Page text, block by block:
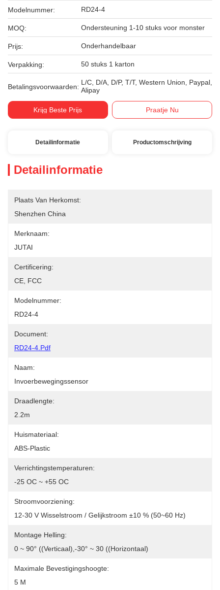
Modelnummer: RD24-4
MOQ: Ondersteuning 1-10 stuks voor monster
Prijs: Onderhandelbaar
Verpakking: 50 stuks 1 karton
Betalingsvoorwaarden:
L/C, D/A, D/P, T/T, Western Union, Paypal,
Alipay
Krijg Beste Prijs Praatje Nu
Detailinformatie Productomschrijving
Detailinformatie
Plaats Van Herkomst:
Shenzhen China
Merknaam:
JUTAI
Certificering:
CE, FCC
Modelnummer:
RD24-4
Document:
RD24-4.pdf
Naam:
Invoerbewegingssensor
Draadlengte:
2.2m
Huismateriaal:
ABS-Plastic
Verrichtingstemperaturen:
-25 OC ~ +55 OC
Stroomvoorziening:
12-30 V Wisselstroom / Gelijkstroom ±10 % (50~60 Hz)
Montage Helling:
0 ~ 90° ((verticaal),-30° ~ 30 ((horizontaal)
Maximale Bevestigingshoogte:
5 M